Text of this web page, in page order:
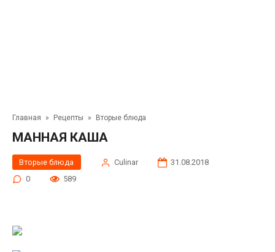
Главная » Рецепты » Вторые блюда
МАННАЯ КАША
Вторые блюда Сulinar
31.08.2018
0
589